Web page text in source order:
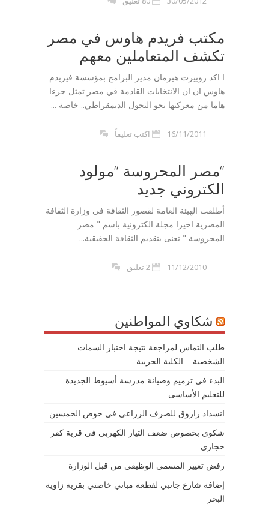
مكتب فريدم هاوس في مصر
تكشف المتعاملين معهم
ا اكد روبيرت هيرمان مدير البرامج بمؤسسة فيريدم
هاوس ان ان الانتخابات القادمة في مصر تمثل جزءا
هاما من معركتها نحو التحول الديمقراطي.. خاصة ...
16/11/2011 اكتب تعليقاً
“مصر المحروسة “مولود
الكتروني جديد
أطلقت الهيئة العامة لقصور الثقافة في وزارة الثقافة
المصرية اخيرا مجلة الكترونية باسم " مصر
المحروسة " تعنى بتقديم الثقافة الحقيقية...
11/12/2010 2 تعليق
شكاوي المواطنين
طلب التماس لمراجعة نتيجة اختبار السمات
الشخصية – الكلية الحربية
البدء فى ترميم وصيانة مدرسة أسيوط الجديدة
للتعليم الأساسى
انسداد زاروق للصرف الزراعي في حوض الخمسين
شكوى بخصوص ضعف التيار الكهربى في قرية كفر
حجازي
رفض تغيير المسمى الوظيفي من قبل الوزارة
إضافة شارع جانبي لقطعة مباني خاصتي بقرية زاوية
البحر